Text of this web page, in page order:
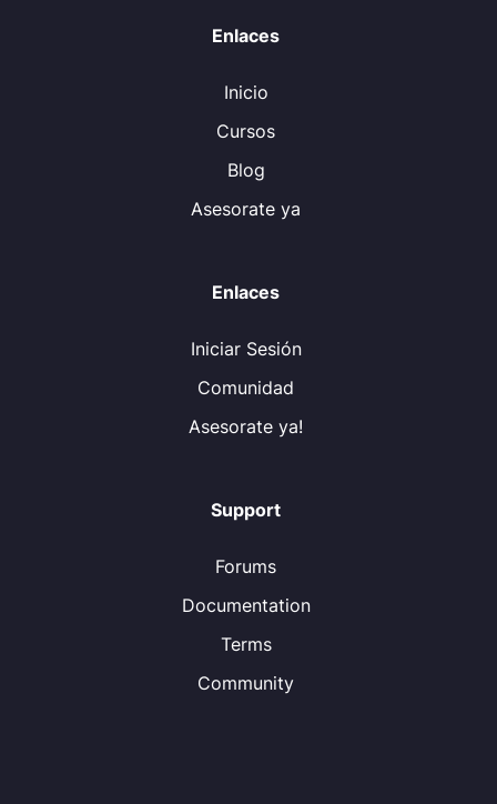
Enlaces
Inicio
Cursos
Blog
Asesorate ya
Enlaces
Iniciar Sesión
Comunidad
Asesorate ya!
Support
Forums
Documentation
Terms
Community